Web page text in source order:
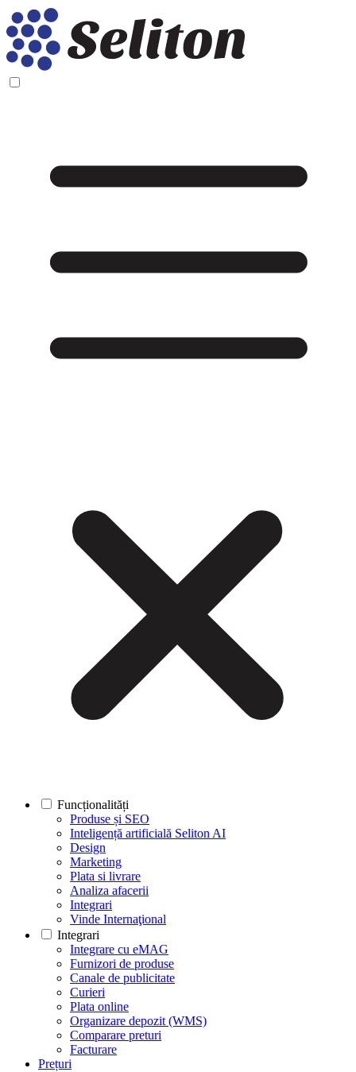
Funcționalități
Produse și SEO
Inteligență artificială Seliton AI
Design
Marketing
Plata si livrare
Analiza afacerii
Integrari
Vinde Internaţional
Integrari
Integrare cu eMAG
Furnizori de produse
Canale de publicitate
Curieri
Plata online
Organizare depozit (WMS)
Comparare preturi
Facturare
Prețuri